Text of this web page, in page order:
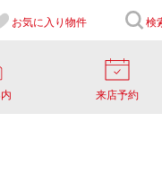
お気に入り 物件 検
来店予約